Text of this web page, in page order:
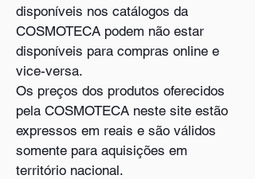
disponíveis nos catálogos da
COSMOTECA podem não estar
disponíveis para compras online e
vice-versa.
Os preços dos produtos oferecidos
pela COSMOTECA neste site estão
expressos em reais e são válidos
somente para aquisições em
território nacional.